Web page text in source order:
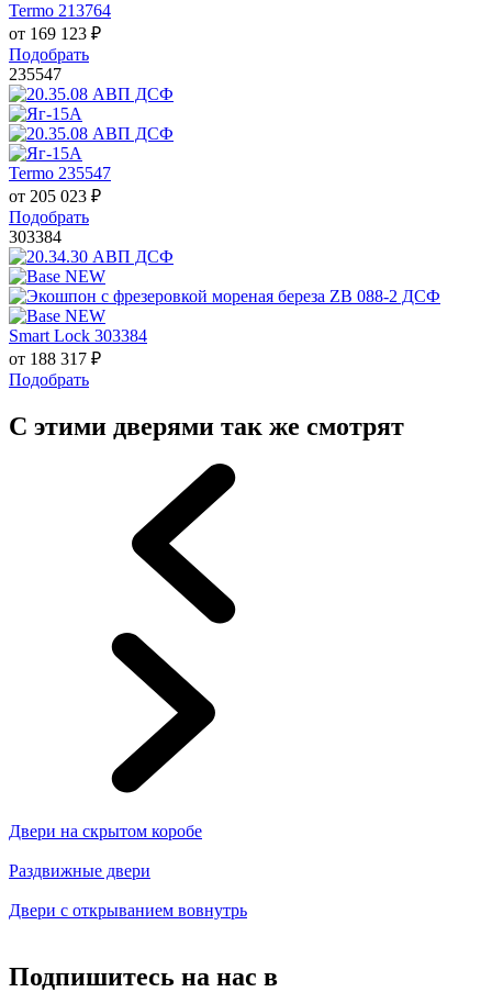
Termo 213764
от 169 123 ₽
Подобрать
235547
Termo 235547
от 205 023 ₽
Подобрать
303384
Smart Lock 303384
от 188 317 ₽
Подобрать
С этими дверями так же смотрят
Двери на скрытом коробе
Раздвижные двери
Двери с открыванием вовнутрь
Подпишитесь на нас в